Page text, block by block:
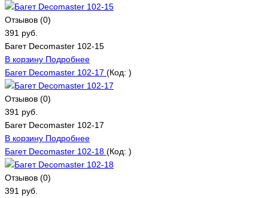
Отзывов (0)
391 руб.
Багет Decomaster 102-15
В корзину Подробнее
Багет Decomaster 102-17 (Код: )
Отзывов (0)
391 руб.
Багет Decomaster 102-17
В корзину Подробнее
Багет Decomaster 102-18 (Код: )
Отзывов (0)
391 руб.